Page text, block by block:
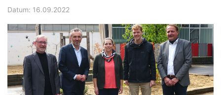
Datum: 16.09.2022